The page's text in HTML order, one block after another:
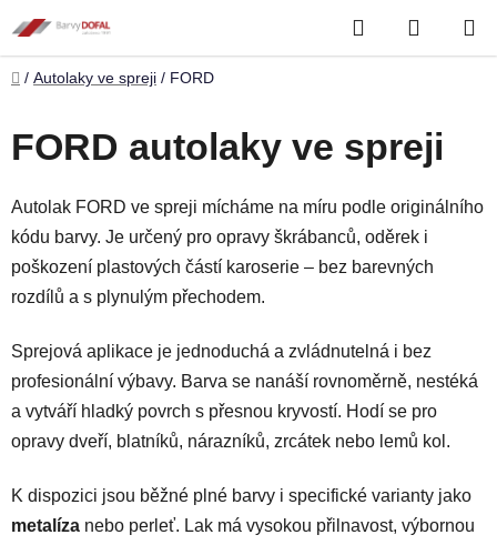
na
obsah
Hledat
KOŠÍK
Domů
/ Autolaky ve spreji / FORD
FORD autolaky ve spreji
Autolak FORD ve spreji mícháme na míru podle originálního
kódu barvy. Je určený pro opravy škrábanců, oděrek i
poškození plastových částí karoserie – bez barevných
rozdílů a s plynulým přechodem.
Sprejová aplikace je jednoduchá a zvládnutelná i bez
profesionální výbavy. Barva se nanáší rovnoměrně, nestéká
a vytváří hladký povrch s přesnou kryvostí. Hodí se pro
opravy dveří, blatníků, nárazníků, zrcátek nebo lemů kol.
K dispozici jsou běžné plné barvy i specifické varianty jako
metalíza nebo perleť. Lak má vysokou přilnavost, výbornou